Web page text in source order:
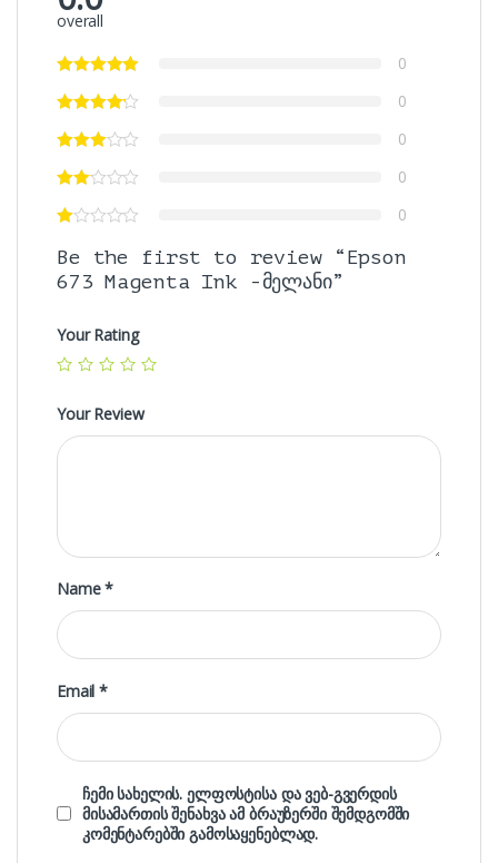
overall
0
0
0
0
0
Be the first to review “Epson
673 Magenta Ink -მელანი”
Your Rating
Your Review
Name*
Email*
ჩემი სახელის. ელფოსტისა და ვებ-გვერდის
მისამართის შენახვა ამ ბრაუზერში შემდგომში
კომენტარებში გამოსაყენებლად.